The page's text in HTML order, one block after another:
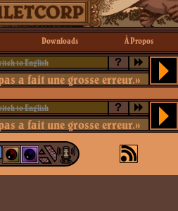
Downloads À Propos
to English ?
a fait une grosse erreur.»
to English ?
a fait une grosse erreur.»